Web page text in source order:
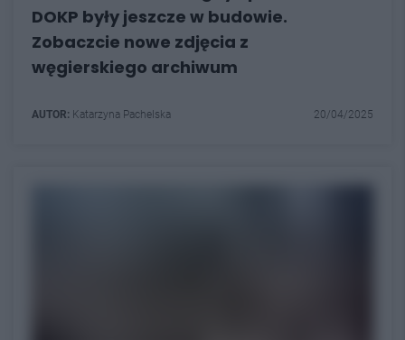
DOKP były jeszcze w budowie.
Zobaczcie nowe zdjęcia z
węgierskiego archiwum
AUTOR: Katarzyna Pachelska 20/04/2025